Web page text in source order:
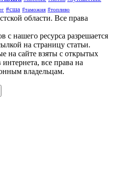
#сша #таможня #топливо
области. Все права
с нашего ресурса разрешается
на страницу статьи.
на сайте взяты с открытых
все права на
владельцам.